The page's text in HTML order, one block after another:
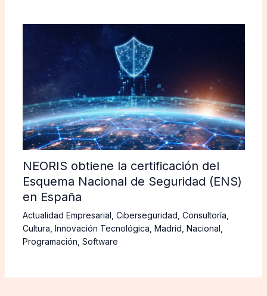
NEORIS obtiene la certificación del
Esquema Nacional de Seguridad (ENS)
en España
Actualidad Empresarial Ciberseguridad Consultoría
Cultura Innovación Tecnológica Madrid Nacional
Programación Software